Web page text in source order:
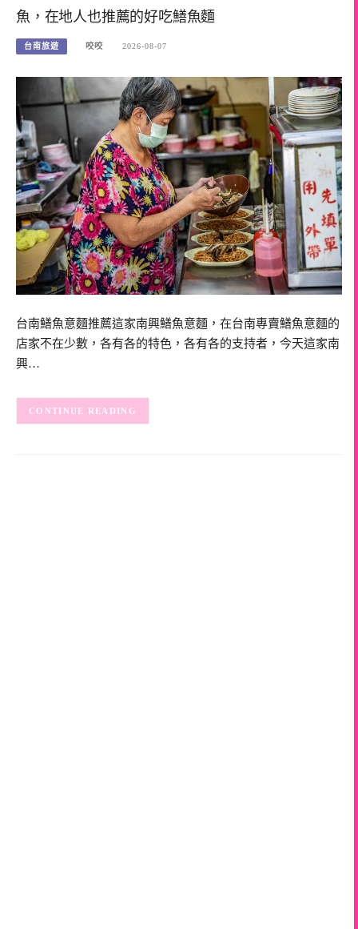
魚，在地人也推薦的好吃鱔魚麵
台南旅遊 咬咬 2026-08-07
台南鱔魚意麵推薦這家南興鱔魚意麵，在台南專賣鱔魚意麵的
店家不在少數，各有各的特色，各有各的支持者，今天這家南
興…
CONTINUE READING